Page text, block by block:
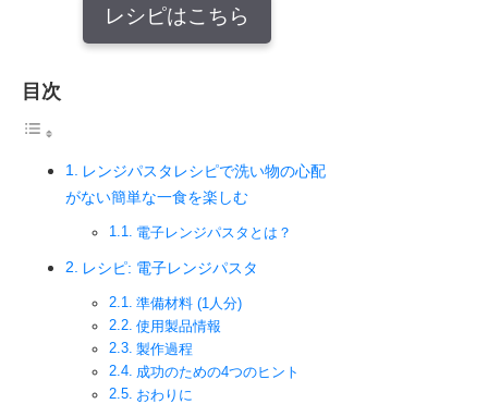
レシピはこちら
目次
レンジパスタレシピで洗い物の心配
がない簡単な一食を楽しむ
電子レンジパスタとは？
レシピ: 電子レンジパスタ
準備材料 (1人分)
使用製品情報
製作過程
成功のための4つのヒント
おわりに